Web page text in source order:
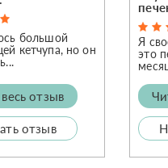
большой
кетчупа, но он
отзыв
отзыв
Я
это